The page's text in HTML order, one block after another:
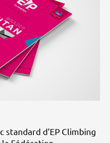
standard d’EP Climbing